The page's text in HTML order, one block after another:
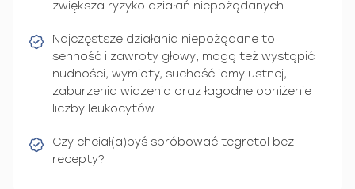
zwiększa ryzyko działań niepożądanych.
Najczęstsze działania niepożądane to
senność i zawroty głowy; mogą też wystąpić
nudności, wymioty, suchość jamy ustnej,
zaburzenia widzenia oraz łagodne obniżenie
liczby leukocytów.
Czy chciał(a)byś spróbować tegretol bez
recepty?